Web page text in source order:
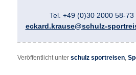
Tel. +49 (0)30 2000 58-73
eckard.krause@schulz-
Veröffentlicht unter schulz sportreisen,